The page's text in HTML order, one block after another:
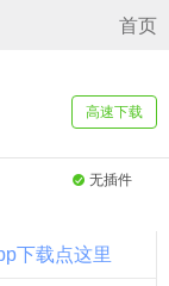
首页
高速下载
无插件
下载点这里